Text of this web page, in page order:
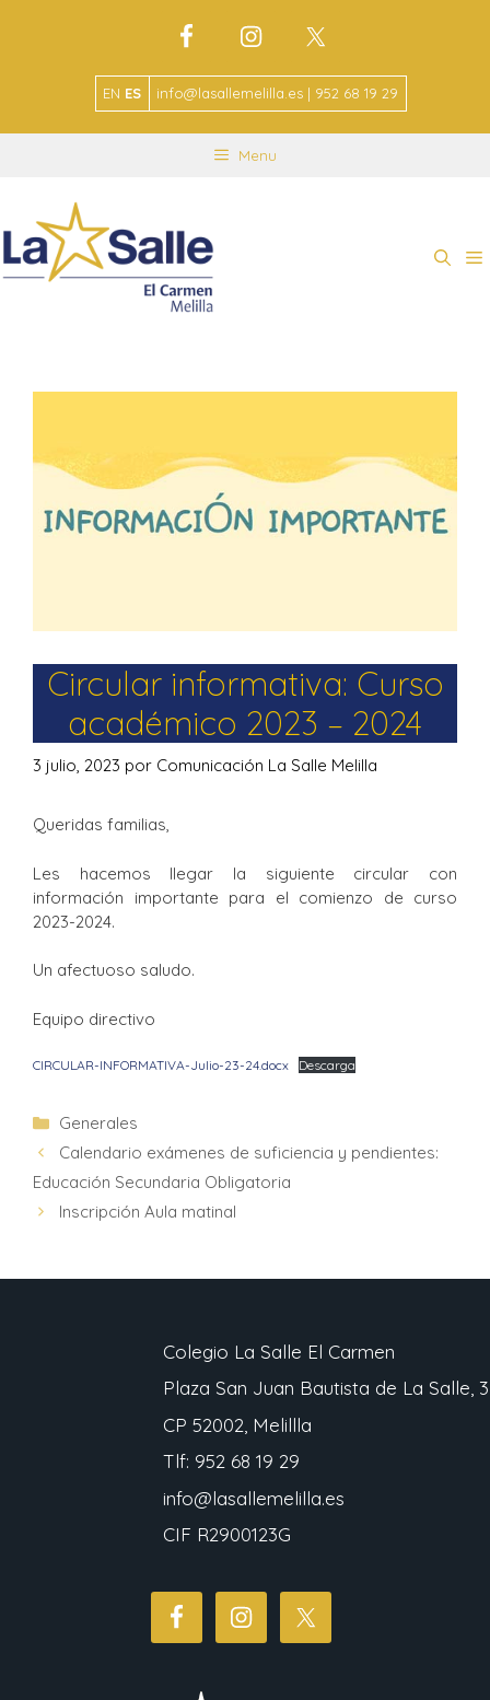
EN ES info@lasallemelilla.es | 952 68 19 29
Menu
Circular informativa: Curso
académico 2023 – 2024
3 julio, 2023 por Comunicación La Salle Melilla
Queridas familias,
Les hacemos llegar la siguiente circular con
información importante para el comienzo de curso
2023-2024.
Un afectuoso saludo.
Equipo directivo
CIRCULAR-INFORMATIVA-Julio-23-24.docx Descarga
Generales
Calendario exámenes de suficiencia y pendientes:
Educación Secundaria Obligatoria
Inscripción Aula matinal
Colegio La Salle El Carmen
Plaza San Juan Bautista de La Salle, 3
CP 52002, Melillla
Tlf: 952 68 19 29
info@lasallemelilla.es
CIF R2900123G